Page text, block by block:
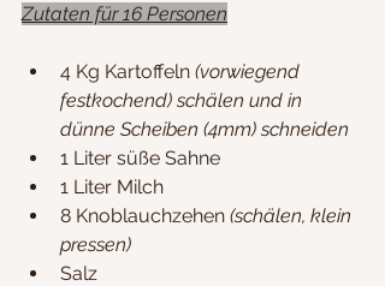
Zutaten für 16 Personen
4 Kg Kartoffeln (vorwiegend
festkochend) schälen und in
dünne Scheiben (4mm) schneiden
1 Liter süße Sahne
1 Liter Milch
8 Knoblauchzehen (schälen, klein
pressen)
Salz